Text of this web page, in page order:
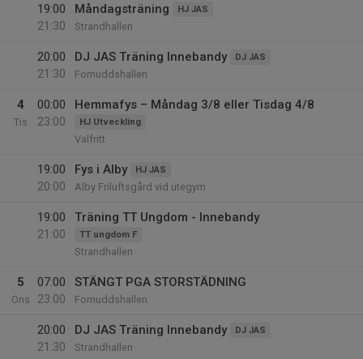
19:00
21:30
Måndagsträning HJ JAS
Strandhallen
20:00
21:30
DJ JAS Träning Innebandy DJ JAS
Fornuddshallen
4
Tis
00:00
23:00
Hemmafys – Måndag 3/8 eller Tisdag 4/8
HJ Utveckling
Valfritt
19:00
20:00
Fys i Alby HJ JAS
Alby Friluftsgård vid utegym
19:00
21:00
Träning TT Ungdom - Innebandy
TT ungdom F
Strandhallen
5
Ons
07:00
23:00
STÄNGT PGA STORSTÄDNING
Fornuddshallen
20:00
21:30
DJ JAS Träning Innebandy DJ JAS
Strandhallen